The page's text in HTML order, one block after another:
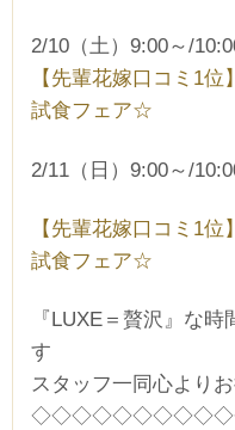
2/10（土）9:00～/
【先輩花嫁口コミ1
試食フェア☆
2/11（日）9:00～/
【先輩花嫁口コミ1
試食フェア☆
『LUXE＝贅沢』な
す
スタッフ一同心より